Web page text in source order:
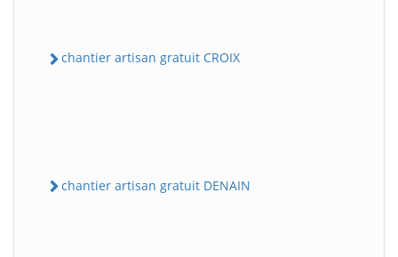
chantier artisan gratuit CROIX
chantier artisan gratuit DENAIN